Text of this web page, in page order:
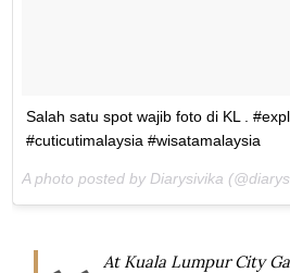
Salah satu spot wajib foto di KL .
#cuticutimalaysia #wisatamalaysia
A photo posted by Diarysivika
At Kuala Lumpur City